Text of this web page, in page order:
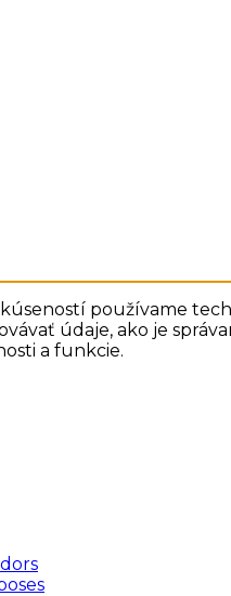
používame
údaje, ako je
a funkcie.